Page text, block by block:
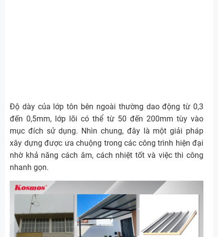
Độ dày của lớp tôn bên ngoài thường dao động từ 0,3
đến 0,5mm, lớp lõi có thể từ 50 đến 200mm tùy vào
mục đích sử dụng. Nhìn chung, đây là một giải pháp
xây dựng được ưa chuộng trong các công trình hiện đại
nhờ khả năng cách âm, cách nhiệt tốt và việc thi công
nhanh gọn.